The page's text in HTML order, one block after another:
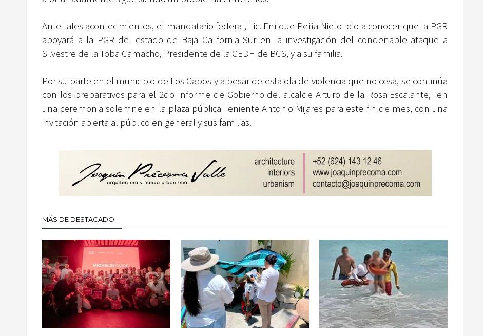
Ante tales acontecimientos, el mandatario federal, Lic. Enrique Peña Nieto dio a conocer que la PGR
apoyará a la PGR del estado de Baja California Sur en la investigación del condenable ataque a
Silvestre de la Toba Camacho, Presidente de la CEDH de BCS, y a su familia.
Por su parte en el municipio de Los Cabos y a pesar de esta ola de violencia que no cesa, se continúa
con los preparativos para el 2do Informe de Gobierno del alcalde Arturo de la Rosa Escalante, en
una ceremonia solemne en la plaza pública Teniente Antonio Mijares para este fin de mes, con una
invitación abierta al público en general y sus familias.
MÁS DE DESTACADO